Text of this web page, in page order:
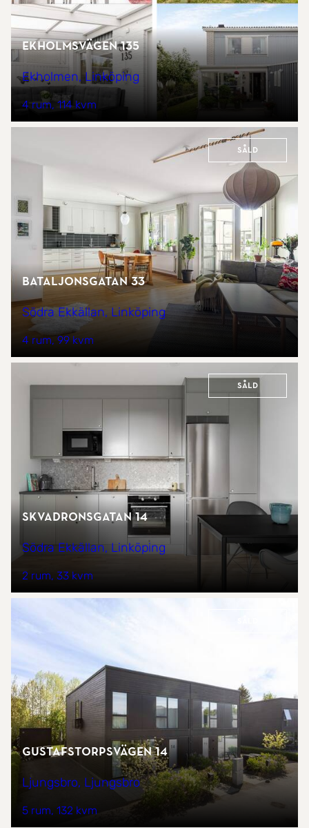
Ekholmsvägen 135
Ekholmen, Linköping
4 rum 114 kvm
Såld
Bataljonsgatan 33
Södra Ekkällan, Linköping
4 rum 99 kvm
Såld
Skvadronsgatan 14
Södra Ekkällan, Linköping
2 rum 33 kvm
Gustafstorpsvägen 14
Ljungsbro, Ljungsbro
5 rum 132 kvm